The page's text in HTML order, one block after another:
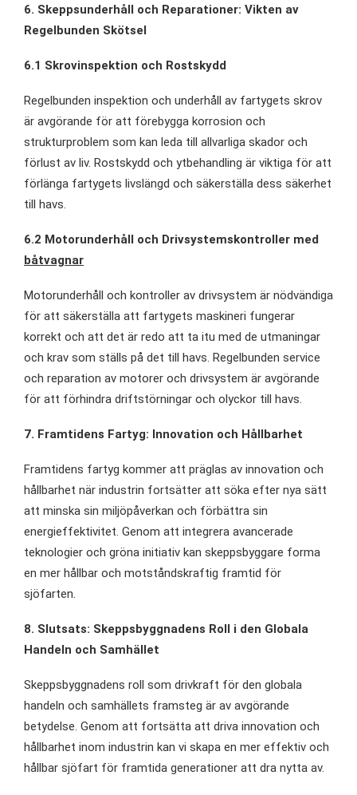
6. Skeppsunderhåll och Reparationer: Vikten av
Regelbunden Skötsel
6.1 Skrovinspektion och Rostskydd
Regelbunden inspektion och underhåll av fartygets skrov
är avgörande för att förebygga korrosion och
strukturproblem som kan leda till allvarliga skador och
förlust av liv. Rostskydd och ytbehandling är viktiga för att
förlänga fartygets livslängd och säkerställa dess säkerhet
till havs.
6.2 Motorunderhåll och Drivsystemskontroller med
båtvagnar
Motorunderhåll och kontroller av drivsystem är nödvändiga
för att säkerställa att fartygets maskineri fungerar
korrekt och att det är redo att ta itu med de utmaningar
och krav som ställs på det till havs. Regelbunden service
och reparation av motorer och drivsystem är avgörande
för att förhindra driftstörningar och olyckor till havs.
7. Framtidens Fartyg: Innovation och Hållbarhet
Framtidens fartyg kommer att präglas av innovation och
hållbarhet när industrin fortsätter att söka efter nya sätt
att minska sin miljöpåverkan och förbättra sin
energieffektivitet. Genom att integrera avancerade
teknologier och gröna initiativ kan skeppsbyggare forma
en mer hållbar och motståndskraftig framtid för
sjöfarten.
8. Slutsats: Skeppsbyggnadens Roll i den Globala
Handeln och Samhället
Skeppsbyggnadens roll som drivkraft för den globala
handeln och samhällets framsteg är av avgörande
betydelse. Genom att fortsätta att driva innovation och
hållbarhet inom industrin kan vi skapa en mer effektiv och
hållbar sjöfart för framtida generationer att dra nytta av.